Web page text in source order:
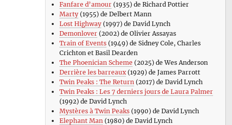
Fanfare d’amour(1935) de Richard Pottier
Marty(1955) de Delbert Mann
Lost Highway(1997) de David Lynch
Demonlover(2002) de Olivier Assayas
Train of Events(1949) de Sidney Cole, Charles
Crichton et Basil Dearden
The Phoenician Scheme (2025) de Wes Anderson
Derrière les barreaux(1929) de James Parrott
Twin Peaks : The Return(2017) de David Lynch
Twin Peaks : Les 7 derniers jours de Laura Palmer
(1992) de David Lynch
Mystères à Twin Peaks(1990) de David Lynch
Elephant Man(1980) de David Lynch